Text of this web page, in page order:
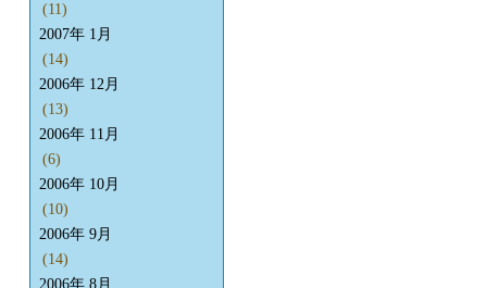
(11)
2007年 1月
(14)
2006年 12月
(13)
2006年 11月
(6)
2006年 10月
(10)
2006年 9月
(14)
2006年 8月